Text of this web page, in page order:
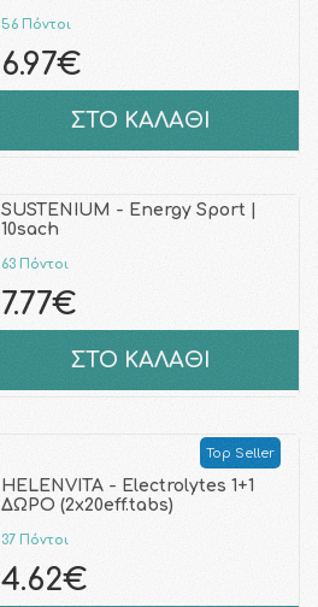
56 Πόντοι
6.97€
ΣΤΟ ΚΑΛΑΘΙ
SUSTENIUM - Energy Sport |
10sach
63 Πόντοι
7.77€
ΣΤΟ ΚΑΛΑΘΙ
Top Seller
HELENVITA - Electrolytes 1+1
ΔΩΡΟ (2x20eff.tabs)
37 Πόντοι
4.62€